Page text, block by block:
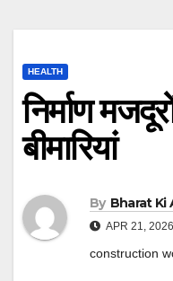
HEALTH
निर्माण
बीमारियां
By Bharat Ki
APR 21, 2026
construction